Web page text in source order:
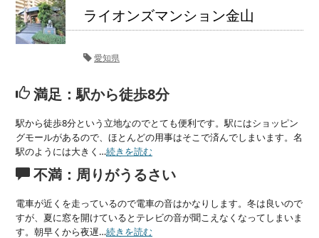
ライオンズマンション金山
愛知県
満足：駅から徒歩8分
駅から徒歩8分という立地なのでとても便利です。駅にはショッピン
グモールがあるので、ほとんどの用事はそこで済んでしまいます。名
駅のようには大きく…続きを読む
不満：周りがうるさい
電車が近くを走っているので電車の音はかなりします。冬は良いので
すが、夏に窓を開けているとテレビの音が聞こえなくなってしまいま
す。朝早くから夜遅…続きを読む